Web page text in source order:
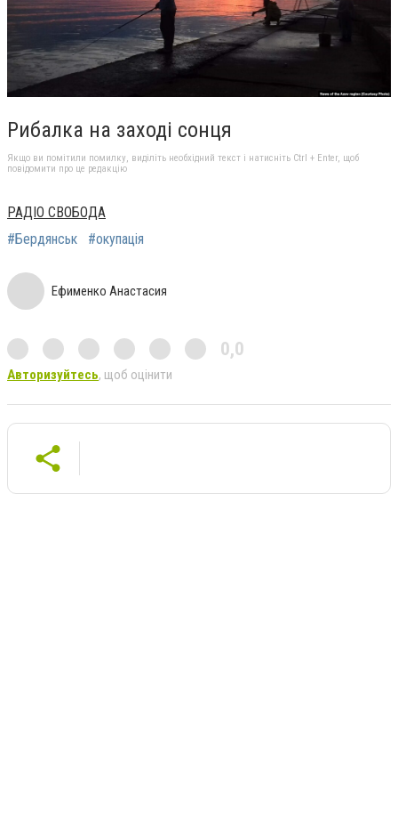
Рибалка на заході сонця
Якщо ви помітили помилку, виділіть необхідний текст і натисніть Ctrl + Enter, щоб
повідомити про це редакцію
РАДІО СВОБОДА
#Бердянськ
#окупація
Ефименко Анастасия
0,0
Авторизуйтесь, щоб оцінити